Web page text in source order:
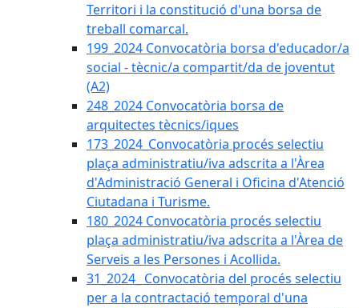
Territori i la constitució d'una borsa de
treball comarcal.
199_2024 Convocatòria borsa d'educador/a
social - tècnic/a compartit/da de joventut
(A2)
248_2024 Convocatòria borsa de
arquitectes tècnics/iques
173_2024_Convocatòria procés selectiu
plaça administratiu/iva adscrita a l'Àrea
d'Administració General i Oficina d'Atenció
Ciutadana i Turisme.
180_2024 Convocatòria procés selectiu
plaça administratiu/iva adscrita a l'Àrea de
Serveis a les Persones i Acollida.
31_2024_ Convocatòria del procés selectiu
per a la contractació temporal d'una